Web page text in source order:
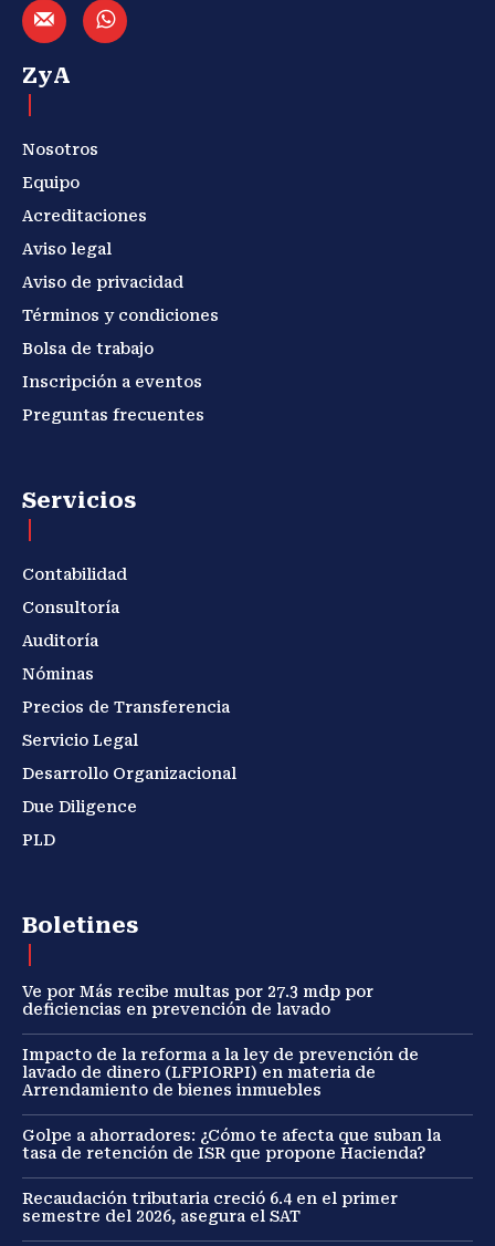
ZyA
Nosotros
Equipo
Acreditaciones
Aviso legal
Aviso de privacidad
Términos y condiciones
Bolsa de trabajo
Inscripción a eventos
Preguntas frecuentes
Servicios
Contabilidad
Consultoría
Auditoría
Nóminas
Precios de Transferencia
Servicio Legal
Desarrollo Organizacional
Due Diligence
PLD
Boletines
Ve por Más recibe multas por 27.3 mdp por
deficiencias en prevención de lavado
Impacto de la reforma a la ley de prevención de
lavado de dinero (LFPIORPI) en materia de
Arrendamiento de bienes inmuebles
Golpe a ahorradores: ¿Cómo te afecta que suban la
tasa de retención de ISR que propone Hacienda?
Recaudación tributaria creció 6.4 en el primer
semestre del 2026, asegura el SAT